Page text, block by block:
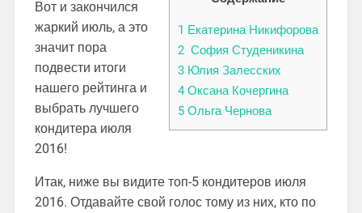
1 Екатерина Никифорова
2 София Студеникина
3 Юлия Залесских
4 Оксана Кочергина
5 Ольга Чернова
Вот и закончился
жаркий июль, а это
значит пора
подвести итоги
нашего рейтинга и
выбрать лучшего
кондитера июля
2016!
Итак, ниже вы видите топ-5 кондитеров июля
2016. Отдавайте свой голос тому из них, кто по